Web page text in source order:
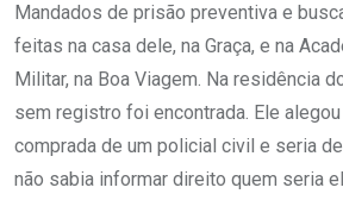
Mandados de prisão preventiva e
feitas na casa dele, na Graça, e na
Militar, na Boa Viagem. Na residência
sem registro foi encontrada. Ele
comprada de um policial civil e seria
não sabia informar direito quem seria